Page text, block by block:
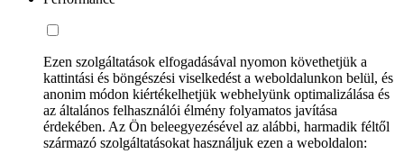
Ezen szolgáltatások elfogadásával nyomon követhetjük a
kattintási és böngészési viselkedést a weboldalunkon belül, és
anonim módon kiértékelhetjük webhelyünk optimalizálása és
az általános felhasználói élmény folyamatos javítása
érdekében. Az Ön beleegyezésével az alábbi, harmadik féltől
származó szolgáltatásokat használjuk ezen a weboldalon: